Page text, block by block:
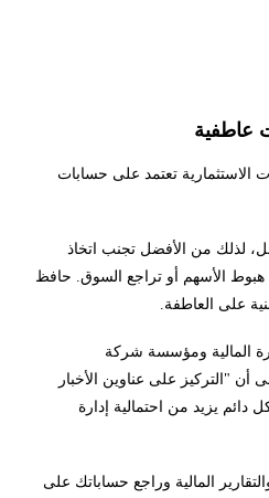
عاطفية
الاستثمارية تعتمد على حسابات
لذلك من الأفضل تجنب اتخاذ
الأسهم أو تراجع السوق. حافظ
على العاطفة.
المالية ومؤسسة شركة
أن "التركيز على عناوين الأخبار
يزيد من احتمالية إدارة
المالية وراجع حساباتك على